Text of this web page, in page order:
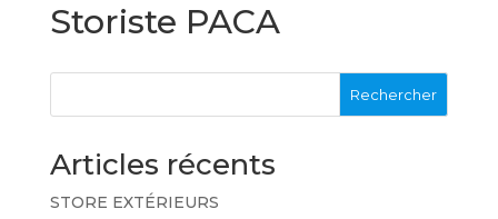
Storiste PACA
Rechercher
Articles récents
STORE EXTÉRIEURS